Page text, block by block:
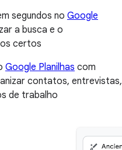
segundos no Google
a busca e o
certos
Google Planilhas com
contatos, entrevistas,
de trabalho